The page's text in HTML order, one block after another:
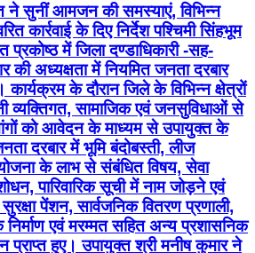
ने सुनीं आमजन की समस्याएं, विभिन्न
कार्रवाई के दिए निर्देश पश्चिमी सिंहभूम
प्रकोष्ठ में जिला दण्डाधिकारी -सह-
की अध्यक्षता में नियमित जनता दरबार
के दौरान जिले के विभिन्न क्षेत्रों
व्यक्तिगत, सामाजिक एवं जनसुविधाओं से
को आवेदन के माध्यम से उपायुक्त के
दरबार में भूमि बंदोबस्ती, लीज
के लाभ से संबंधित विषय, सेवा
पारिवारिक सूची में नाम जोड़ने एवं
पेंशन, सार्वजनिक वितरण प्रणाली,
एवं मरम्मत सहित अन्य प्रशासनिक
हुए। उपायुक्त श्री मनीष कुमार ने